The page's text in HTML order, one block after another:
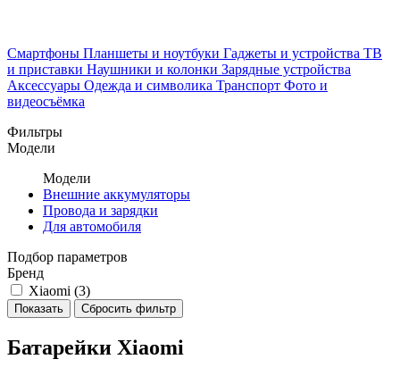
Смартфоны Планшеты и ноутбуки Гаджеты и устройства ТВ
и приставки Наушники и колонки Зарядные устройства
Аксессуары Одежда и символика Транспорт Фото и
видеосъёмка
Фильтры
Модели
Модели
Внешние аккумуляторы
Провода и зарядки
Для автомобиля
Подбор параметров
Бренд
Xiaomi (3)
Батарейки Xiaomi